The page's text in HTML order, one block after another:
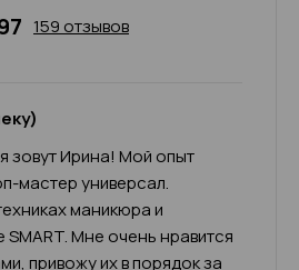
159 отзывов
зовут Ирина! Мой опыт
мастер универсал.
маникюра и
Мне очень нравится
привожу их в порядок за